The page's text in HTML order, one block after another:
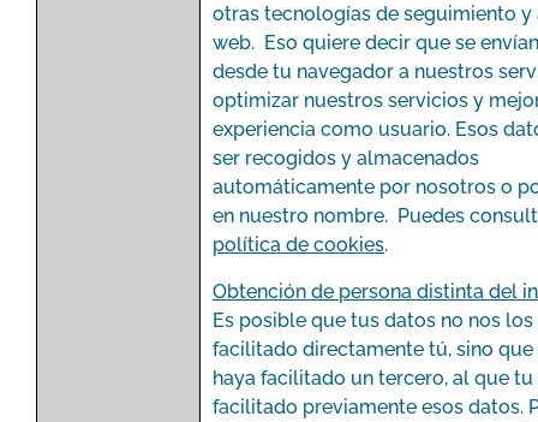
otras tecnologías de seguimiento y
web. Eso quiere decir que se
desde tu navegador a nuestros
optimizar nuestros servicios y
experiencia como usuario. Esos
ser recogidos y almacenados
automáticamente por nosotros o
en nuestro nombre. Puedes
política de cookies.
Obtención de persona distinta del
Es posible que tus datos no nos los
facilitado directamente tú, sino que
haya facilitado un tercero, al que tu
facilitado previamente esos datos.